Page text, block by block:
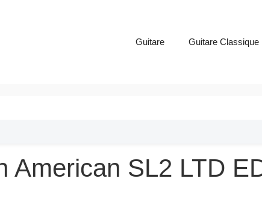
Guitare Guitare Classique
American SL2 LTD